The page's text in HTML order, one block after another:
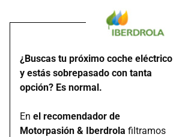
¿Buscas tu próximo coche eléctrico
y estás sobrepasado con tanta
opción? Es normal.
En el recomendador de
Motorpasión & Iberdrola filtramos